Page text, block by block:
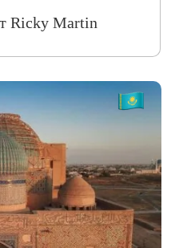
Ricky Martin